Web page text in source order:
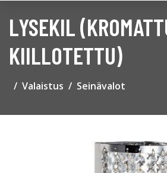
LYSEKIL
KIILLOTETTU)
Valaistus Seinävalot